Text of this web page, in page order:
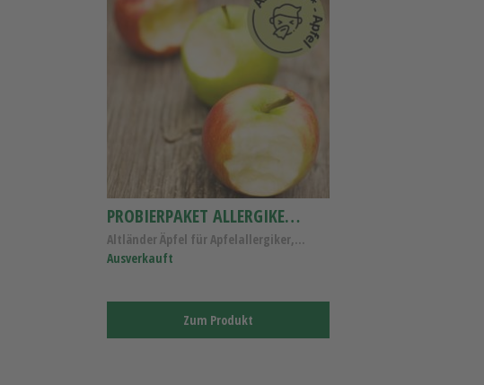
PROBIERPAKET ALLERGIKER-ÄPFEL 4 SORTEN
Altländer Äpfel für Apfelallergiker, Probierpaket ...
Ausverkauft
Zum Produkt